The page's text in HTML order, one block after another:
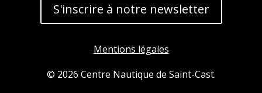
S'inscrire à notre newsletter
Mentions légales
© 2026 Centre Nautique de Saint-Cast.